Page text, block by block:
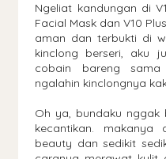
Ngeliat kandungan di
Facial Mask dan V10
aman dan terbukti di
kinclong berseri, aku
cobain bareng
ngalahin kinclongnya
Oh ya, bundaku
kecantikan. makanya
beauty dan sedikit